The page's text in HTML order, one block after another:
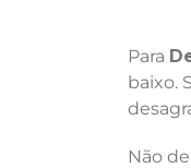
Para
baixo.
Não